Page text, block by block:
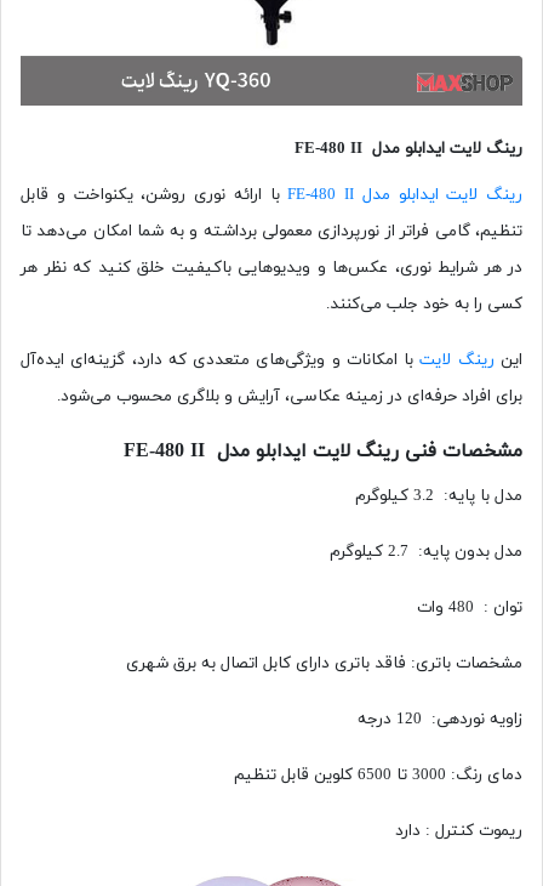
رینگ لایت ایدابلو مدل FE-480 II
رینگ لایت ایدابلو مدل FE-480 II
با ارائه نوری روشن، یکنواخت و قابل
تنظیم، گامی فراتر از نورپردازی معمولی برداشته و به شما امکان می‌دهد تا
در هر شرایط نوری، عکس‌ها و ویدیوهایی باکیفیت خلق کنید که نظر هر
کسی را به خود جلب می‌کنند.
این رینگ لایتبا امکانات و ویژگی‌های متعددی که دارد، گزینه‌ای ایده‌آل
برای افراد حرفه‌ای در زمینه عکاسی، آرایش و بلاگری محسوب می‌شود.
مشخصات فنی رینگ لایت ایدابلو مدل FE-480 II
مدل با پایه: 3.2 کیلوگرم
مدل بدون پایه: 2.7 کیلوگرم
توان : 480 وات
مشخصات باتری: فاقد باتری دارای کابل اتصال به برق شهری
زاویه نوردهی: 120 درجه
دمای رنگ: 3000 تا 6500 کلوین قابل تنظیم
ریموت کنترل : دارد